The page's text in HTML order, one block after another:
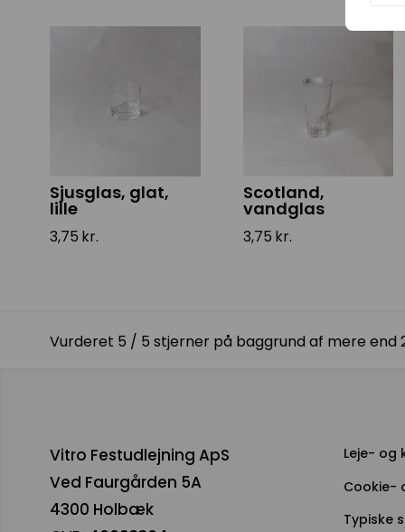
Sjusglas, glat,
lille
3,75 kr.
Scotland,
vandglas
3,75 kr.
Vurderet 5 / 5 stjerner på baggrund af mere end
Vitro Festudlejning ApS
Ved Faurgården 5A
4300 Holbæk
Leje- og
Cookie-
Typiske